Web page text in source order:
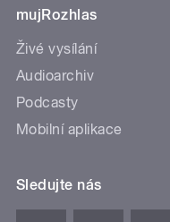
mujRozhlas
Živé vysílání
Audioarchiv
Podcasty
Mobilní aplikace
Sledujte nás